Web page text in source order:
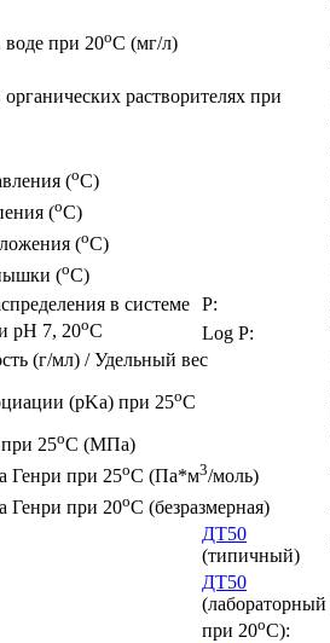
воде при 20oC (мг/л)
растворителях при
(oC)
(oC)
(oC)
(oC)
в системе
pH 7, 20oC
P:
Log P:
(г/мл) / Удельный вес
(pKa) при 25oC
25oC (МПа)
Генри при 25oC (Па*м3/моль)
Генри при 20oC (безразмерная)
ДТ50
(типичный)
ДТ50
(лабораторный
при 20oC):